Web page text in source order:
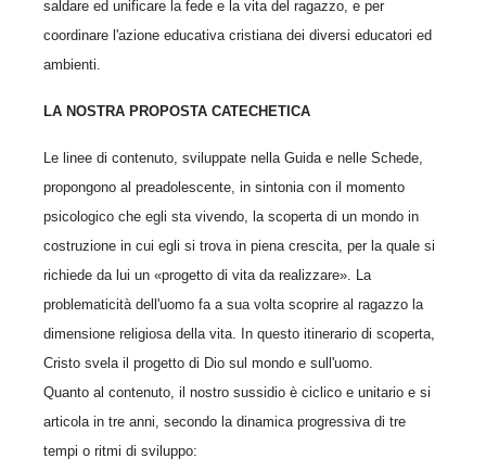
saldare ed unificare la fede e la vita del ragazzo, e per
coordinare l'azione educativa cristiana dei diversi educatori ed
ambienti.
LA NOSTRA PROPOSTA CATECHETICA
Le linee di contenuto, sviluppate nella Guida e nelle Schede,
propongono al preadolescente, in sintonia con il momento
psicologico che egli sta vivendo, la scoperta di un mondo in
costruzione in cui egli si trova in piena crescita, per la quale si
richiede da lui un «progetto di vita da realizzare». La
problematicità dell'uomo fa a sua volta scoprire al ragazzo la
dimensione religiosa della vita. In questo itinerario di scoperta,
Cristo svela il progetto di Dio sul mondo e sull'uomo.
Quanto al contenuto, il nostro sussidio è ciclico e unitario e si
articola in tre anni, secondo la dinamica progressiva di tre
tempi o ritmi di sviluppo: